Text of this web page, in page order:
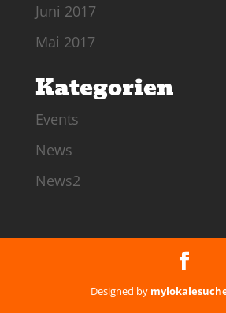
Juni 2017
Mai 2017
Kategorien
Events
News
News2
Designed by